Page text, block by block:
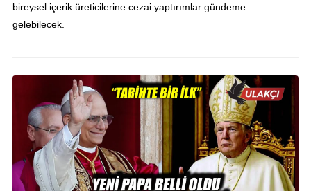
bireysel içerik üreticilerine cezai yaptırımlar gündeme
gelebilecek.